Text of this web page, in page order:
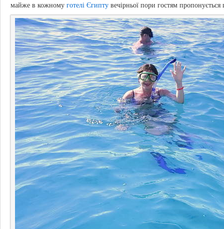
майже в кожному готелі Єгипту вечірньої пори гостям